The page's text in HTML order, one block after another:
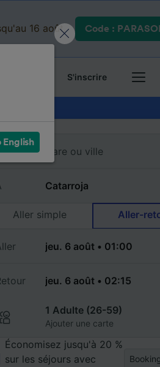
16 août. Code :
S'inscrire
Aller simple Aller-
1 Adulte (26-59)
Ajouter une carte
Économisez jusqu'à 20 %
sur les séjours avec
English